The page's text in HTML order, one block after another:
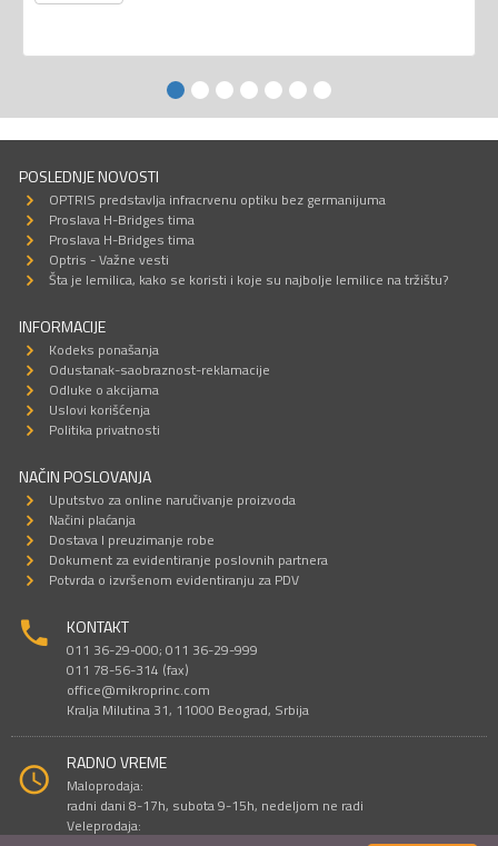
POSLEDNJE NOVOSTI
OPTRIS predstavlja infracrvenu optiku bez germanijuma
Proslava H-Bridges tima
Proslava H-Bridges tima
Optris - Važne vesti
Šta je lemilica, kako se koristi i koje su najbolje lemilice na tržištu?
INFORMACIJE
Kodeks ponašanja
Odustanak-saobraznost-reklamacije
Odluke o akcijama
Uslovi korišćenja
Politika privatnosti
NAČIN POSLOVANJA
Uputstvo za online naručivanje proizvoda
Načini plaćanja
Dostava I preuzimanje robe
Dokument za evidentiranje poslovnih partnera
Potvrda o izvršenom evidentiranju za PDV
KONTAKT
011 36-29-000; 011 36-29-999
011 78-56-314 (fax)
office@mikroprinc.com
Kralja Milutina 31, 11000 Beograd, Srbija
RADNO VREME
Maloprodaja:
radni dani 8-17h, subota 9-15h, nedeljom ne radi
Veleprodaja: